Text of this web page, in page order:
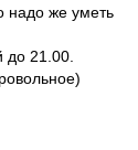
надо же уметь
до 21.00.